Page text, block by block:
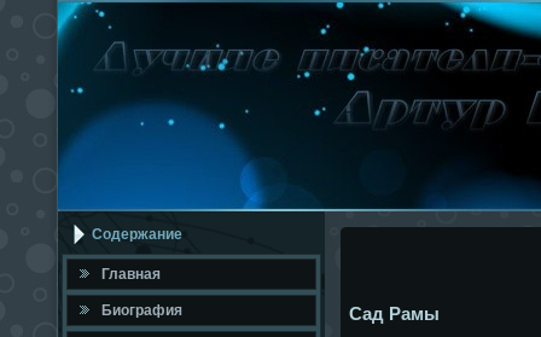
Содержание
Главная
Биография Сад Рамы